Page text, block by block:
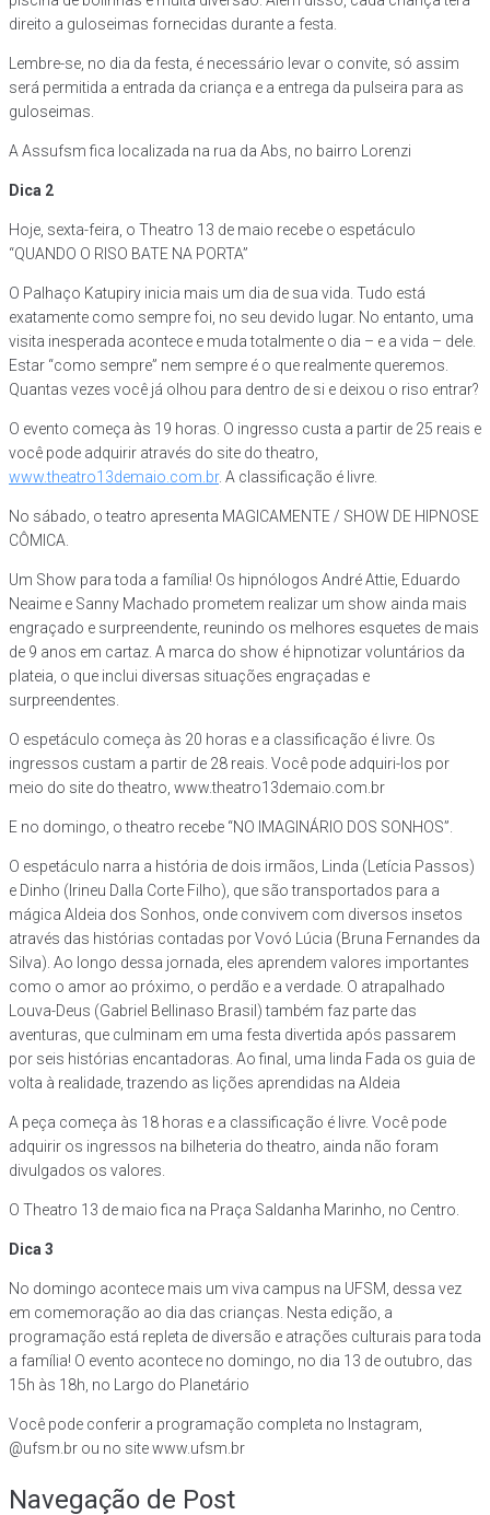
direito a guloseimas fornecidas durante a festa.
Lembre-se, no dia da festa, é necessário levar o convite, só assim
será permitida a entrada da criança e a entrega da pulseira para as
guloseimas.
A Assufsm fica localizada na rua da Abs, no bairro Lorenzi
Dica 2
Hoje, sexta-feira, o Theatro 13 de maio recebe o espetáculo
“QUANDO O RISO BATE NA PORTA”
O Palhaço Katupiry inicia mais um dia de sua vida. Tudo está
exatamente como sempre foi, no seu devido lugar. No entanto, uma
visita inesperada acontece e muda totalmente o dia – e a vida – dele.
Estar “como sempre” nem sempre é o que realmente queremos.
Quantas vezes você já olhou para dentro de si e deixou o riso entrar?
O evento começa às 19 horas. O ingresso custa a partir de 25 reais e
você pode adquirir através do site do theatro,
www.theatro13demaio.com.br. A classificação é livre.
No sábado, o teatro apresenta MAGICAMENTE / SHOW DE HIPNOSE
CÔMICA.
Um Show para toda a família! Os hipnólogos André Attie, Eduardo
Neaime e Sanny Machado prometem realizar um show ainda mais
engraçado e surpreendente, reunindo os melhores esquetes de mais
de 9 anos em cartaz. A marca do show é hipnotizar voluntários da
plateia, o que inclui diversas situações engraçadas e
surpreendentes.
O espetáculo começa às 20 horas e a classificação é livre. Os
ingressos custam a partir de 28 reais. Você pode adquiri-los por
meio do site do theatro, www.theatro13demaio.com.br
E no domingo, o theatro recebe “NO IMAGINÁRIO DOS SONHOS”.
O espetáculo narra a história de dois irmãos, Linda (Letícia Passos)
e Dinho (Irineu Dalla Corte Filho), que são transportados para a
mágica Aldeia dos Sonhos, onde convivem com diversos insetos
através das histórias contadas por Vovó Lúcia (Bruna Fernandes da
Silva). Ao longo dessa jornada, eles aprendem valores importantes
como o amor ao próximo, o perdão e a verdade. O atrapalhado
Louva-Deus (Gabriel Bellinaso Brasil) também faz parte das
aventuras, que culminam em uma festa divertida após passarem
por seis histórias encantadoras. Ao final, uma linda Fada os guia de
volta à realidade, trazendo as lições aprendidas na Aldeia
A peça começa às 18 horas e a classificação é livre. Você pode
adquirir os ingressos na bilheteria do theatro, ainda não foram
divulgados os valores.
O Theatro 13 de maio fica na Praça Saldanha Marinho, no Centro.
Dica 3
No domingo acontece mais um viva campus na UFSM, dessa vez
em comemoração ao dia das crianças. Nesta edição, a
programação está repleta de diversão e atrações culturais para toda
a família! O evento acontece no domingo, no dia 13 de outubro, das
15h às 18h, no Largo do Planetário
Você pode conferir a programação completa no Instagram,
@ufsm.br ou no site www.ufsm.br
Navegação de Post